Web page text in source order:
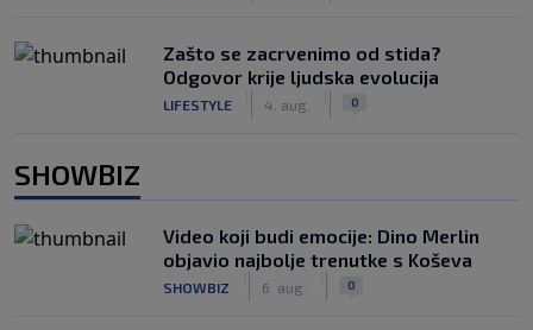
Zašto se zacrvenimo od stida?
Odgovor krije ljudska evolucija
LIFESTYLE 4. aug. 0
SHOWBIZ
Video koji budi emocije: Dino Merlin
objavio najbolje trenutke s Koševa
SHOWBIZ 6. aug. 0